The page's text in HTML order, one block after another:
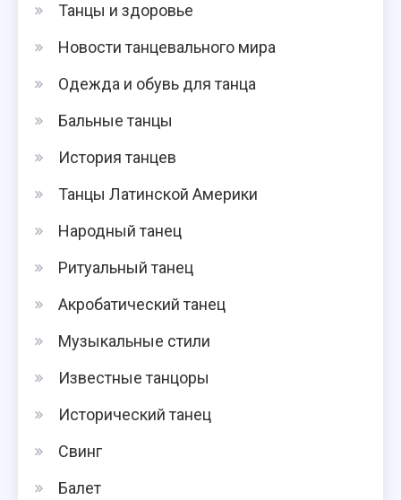
Танцы и здоровье
Новости танцевального мира
Одежда и обувь для танца
Бальные танцы
История танцев
Танцы Латинской Америки
Народный танец
Ритуальный танец
Акробатический танец
Музыкальные стили
Известные танцоры
Исторический танец
Свинг
Балет